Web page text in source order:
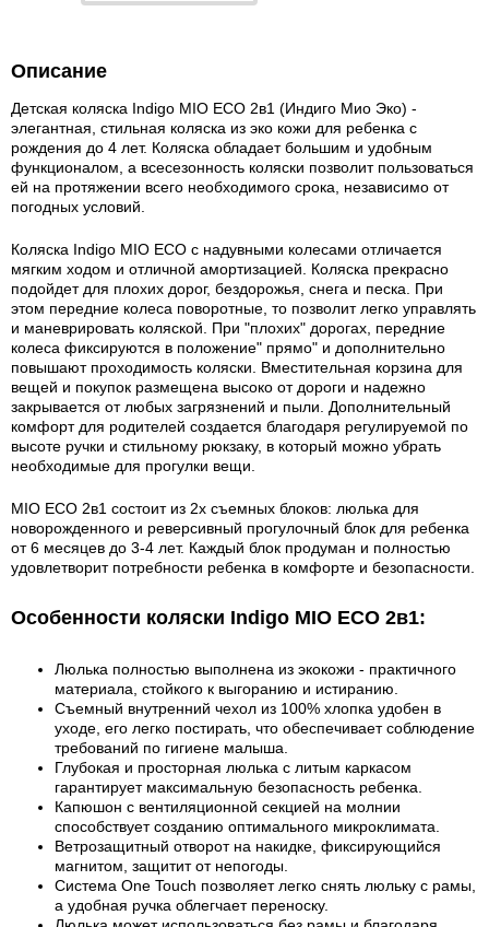
Описание
Детская коляска Indigo MIO ECO 2в1 (Индиго Мио Эко) -
элегантная, стильная коляска из эко кожи для ребенка с
рождения до 4 лет. Коляска обладает большим и удобным
функционалом, а всесезонность коляски позволит пользоваться
ей на протяжении всего необходимого срока, независимо от
погодных условий.
Коляска Indigo MIO ECO с надувными колесами отличается
мягким ходом и отличной амортизацией. Коляска прекрасно
подойдет для плохих дорог, бездорожья, снега и песка. При
этом передние колеса поворотные, то позволит легко управлять
и маневрировать коляской. При "плохих" дорогах, передние
колеса фиксируются в положение" прямо" и дополнительно
повышают проходимость коляски. Вместительная корзина для
вещей и покупок размещена высоко от дороги и надежно
закрывается от любых загрязнений и пыли. Дополнительный
комфорт для родителей создается благодаря регулируемой по
высоте ручки и стильному рюкзаку, в который можно убрать
необходимые для прогулки вещи.
MIO ECO 2в1 состоит из 2х съемных блоков: люлька для
новорожденного и реверсивный прогулочный блок для ребенка
от 6 месяцев до 3-4 лет. Каждый блок продуман и полностью
удовлетворит потребности ребенка в комфорте и безопасности.
Особенности коляски Indigo MIO ECO 2в1:
Люлька полностью выполнена из экокожи - практичного
материала, стойкого к выгоранию и истиранию.
Съемный внутренний чехол из 100% хлопка удобен в
уходе, его легко постирать, что обеспечивает соблюдение
требований по гигиене малыша.
Глубокая и просторная люлька с литым каркасом
гарантирует максимальную безопасность ребенка.
Капюшон с вентиляционной секцией на молнии
способствует созданию оптимального микроклимата.
Ветрозащитный отворот на накидке, фиксирующийся
магнитом, защитит от непогоды.
Система One Touch позволяет легко снять люльку с рамы,
а удобная ручка облегчает переноску.